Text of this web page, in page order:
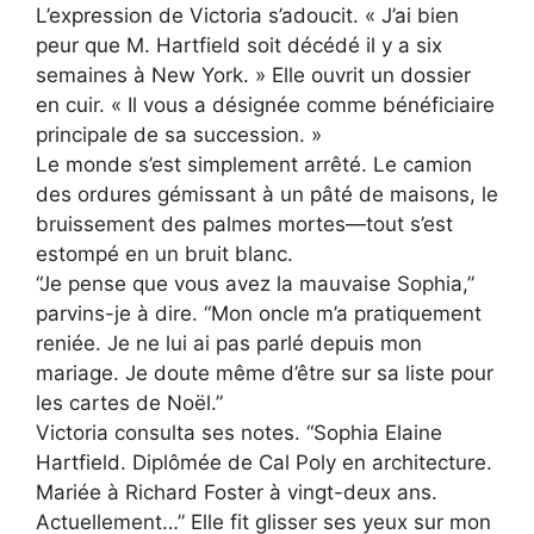
L’expression de Victoria s’adoucit. « J’ai bien
peur que M. Hartfield soit décédé il y a six
semaines à New York. » Elle ouvrit un dossier
en cuir. « Il vous a désignée comme bénéficiaire
principale de sa succession. »
Le monde s’est simplement arrêté. Le camion
des ordures gémissant à un pâté de maisons, le
bruissement des palmes mortes—tout s’est
estompé en un bruit blanc.
“Je pense que vous avez la mauvaise Sophia,”
parvins-je à dire. “Mon oncle m’a pratiquement
reniée. Je ne lui ai pas parlé depuis mon
mariage. Je doute même d’être sur sa liste pour
les cartes de Noël.”
Victoria consulta ses notes. “Sophia Elaine
Hartfield. Diplômée de Cal Poly en architecture.
Mariée à Richard Foster à vingt-deux ans.
Actuellement…” Elle fit glisser ses yeux sur mon